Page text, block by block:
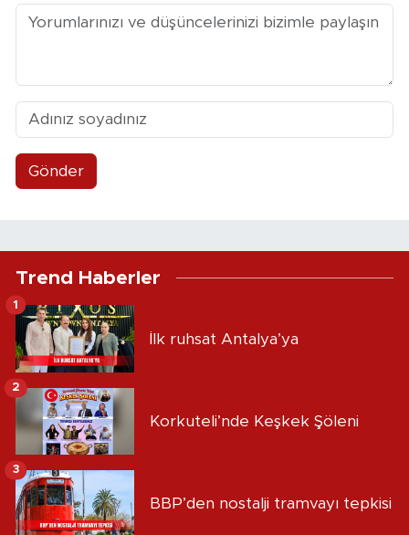
Gönder
Trend Haberler
İlk ruhsat Antalya’ya
1
Korkuteli’nde Keşkek Şöleni
2
BBP’den nostalji tramvayı tepkisi
3